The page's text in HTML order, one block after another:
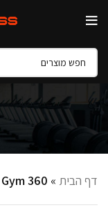
דף הבית »
Gym 360